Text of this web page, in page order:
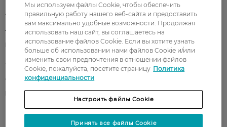
Акции Макияж
Лицо
Подарки Детям
Волосы
Аксессуары
Бренды
Мы используем файлы Cookie, чтобы обеспечить
правильную работу нашего веб-сайта и предоставить
вам максимально удобные возможности. Продолжая
использовать наш сайт, вы соглашаетесь на
использование файлов Cookie. Если вы хотите узнать
больше об использовании нами файлов Cookie и/или
изменить свои предпочтения в отношении файлов
Cookie, пожалуйста, посетите страницу Политика
конфиденциальности
Настроить файлы Cookie
Принять все файлы Cookie